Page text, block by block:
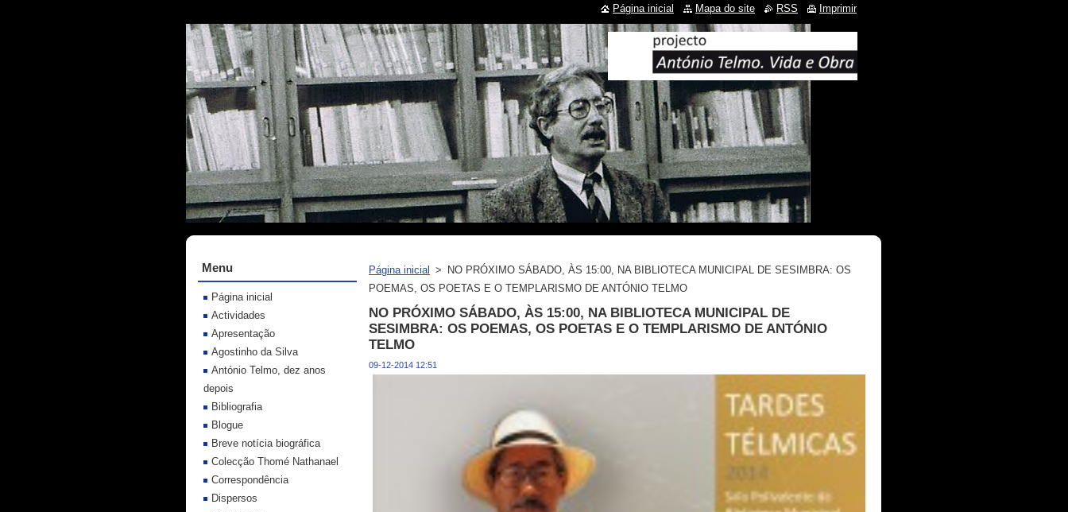
Página inicial >
NO PRÓXIMO SÁBADO, ÀS 15:00, NA BIBLIOTECA MUNICIPAL DE SESIMBRA: OS
POEMAS, OS POETAS E O TEMPLARISMO DE ANTÓNIO TELMO
NO PRÓXIMO SÁBADO, ÀS 15:00, NA BIBLIOTECA MUNICIPAL DE
SESIMBRA: OS POEMAS, OS POETAS E O TEMPLARISMO DE ANTÓNIO
TELMO
09-12-2014 12:51
Menu
Página inicial
Actividades
Apresentação
Agostinho da Silva
António Telmo, dez anos
depois
Bibliografia
Blogue
Breve notícia biográfica
Colecção Thomé Nathanael
Correspondência
Dispersos
Página inicial Mapa do site RSS Imprimir